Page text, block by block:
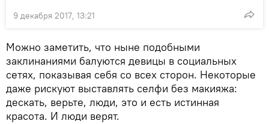
9 декабря 2017, 13:21
Можно заметить, что ныне подобными
заклинаниями балуются девицы в социальных
сетях, показывая себя со всех сторон. Некоторые
даже рискуют выставлять селфи без макияжа:
дескать, верьте, люди, это и есть истинная
красота. И люди верят.